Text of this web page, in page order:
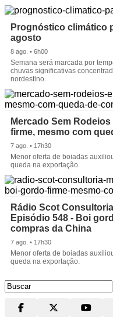
Prognóstico climático
agosto
8 ago. • 6h00
Semana será marcada por
chuvas significativas
nordestino.
Mercado Sem
firme, mesmo com
7 ago. • 17h30
Menor oferta de boiadas
queda na exportação.
Rádio Scot
Episódio 548 - Boi
compras da China
7 ago. • 17h30
Menor oferta de boiadas
queda na exportação.